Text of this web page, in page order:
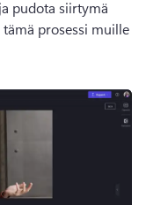
pudota siirtymä
tämä prosessi muille